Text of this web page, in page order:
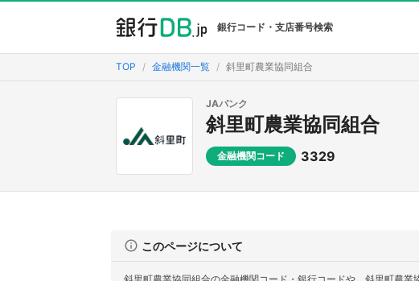
銀行コード・支店番号検索
TOP 金融機関一覧 斜里町農業協同組合
JAバンク
斜里町農業協同組合
金融機関コード 3329
このページについて